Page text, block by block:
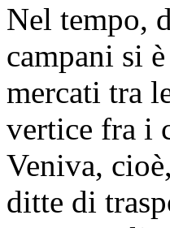
Nel tempo,
campani si
mercati tra
vertice fra i
Veniva,
ditte di